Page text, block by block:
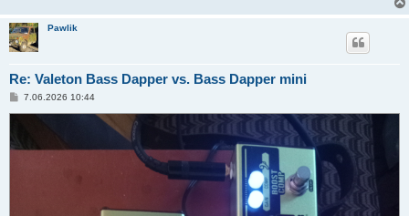
Pawlik
Re: Valeton Bass Dapper vs. Bass Dapper mini
P
ě
7.06.2026 10:44